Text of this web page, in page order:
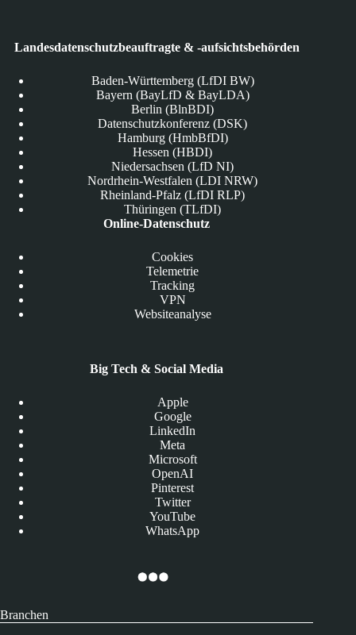
Landesdatenschutzbeauftragte & -aufsichtsbehörden
Baden-Württemberg (LfDI BW)
Bayern (BayLfD & BayLDA)
Berlin (BlnBDI)
Datenschutzkonferenz (DSK)
Hamburg (HmbBfDI)
Hessen (HBDI)
Niedersachsen (LfD NI)
Nordrhein-Westfalen (LDI NRW)
Rheinland-Pfalz (LfDI RLP)
Thüringen (TLfDI)
Online-Datenschutz
Cookies
Telemetrie
Tracking
VPN
Websiteanalyse
Big Tech & Social Media
Apple
Google
LinkedIn
Meta
Microsoft
OpenAI
Pinterest
Twitter
YouTube
WhatsApp
Branchen